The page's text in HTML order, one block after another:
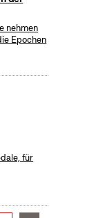
nehmen
Epochen
für